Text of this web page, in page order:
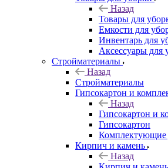
Назад
Товары для
Емкости для
Инвентарь для
Аксессуары для
Стройматериалы
Назад
Стройматериалы
Гипсокартон и
Назад
Гипсокартон и
Гипсокартон
Комплектующие
Кирпич и камень
Назад